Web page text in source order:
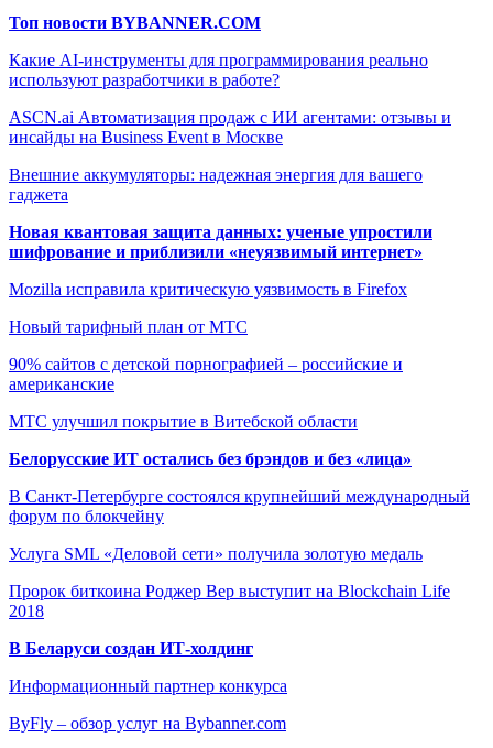
Топ новости BYBANNER.COM
Какие AI-инструменты для программирования реально
используют разработчики в работе?
ASCN.ai Автоматизация продаж с ИИ агентами: отзывы и
инсайды на Business Event в Москве
Внешние аккумуляторы: надежная энергия для вашего
гаджета
Новая квантовая защита данных: ученые упростили
шифрование и приблизили «неуязвимый интернет»
Mozilla исправила критическую уязвимость в Firefox
Новый тарифный план от МТС
90% сайтов с детской порнографией – российские и
американские
МТС улучшил покрытие в Витебской области
Белорусские ИТ остались без брэндов и без «лица»
В Санкт-Петербурге состоялся крупнейший международный
форум по блокчейну
Услуга SML «Деловой сети» получила золотую медаль
Пророк биткоина Роджер Вер выступит на Blockchain Life
2018
В Беларуси создан ИТ-холдинг
Информационный партнер конкурса
ByFly – обзор услуг на Bybanner.com